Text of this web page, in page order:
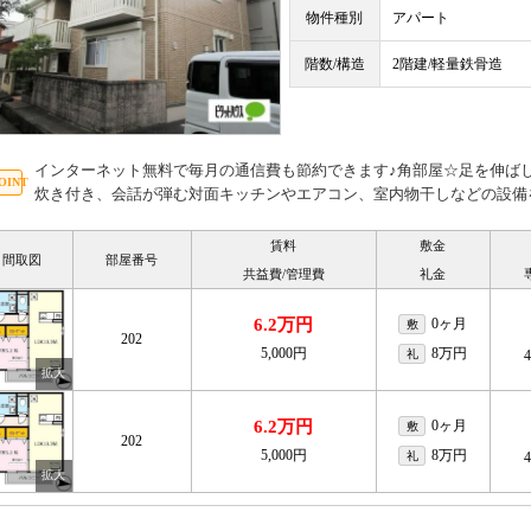
物件種別 アパート
階数/構造 2階建/軽量鉄骨造
インターネット無料で毎月の通信費も節約できます♪角部屋☆足を伸ば
炊き付き、会話が弾む対面キッチンやエアコン、室内物干しなどの設
間取図 部屋番号
賃料
共益費/管理費
敷金
礼金
202
6.2万円
5,000円
敷 0ヶ月
礼 8万円
202
6.2万円
5,000円
敷 0ヶ月
礼 8万円